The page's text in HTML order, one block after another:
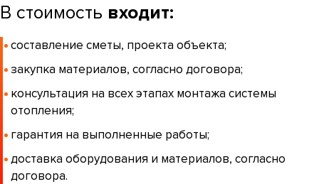
В стоимость входит:
составление сметы, проекта объекта;
закупка материалов, согласно договора;
консультация на всех этапах монтажа системы
отопления;
гарантия на выполненные работы;
доставка оборудования и материалов, согласно
договора.